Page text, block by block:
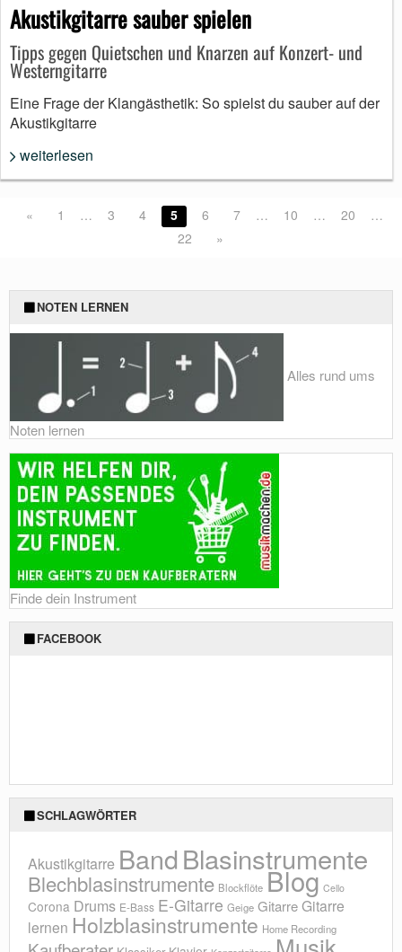
Akustikgitarre sauber spielen
Tipps gegen Quietschen und Knarzen auf Konzert- und
Westerngitarre
Eine Frage der Klangästhetik: So spielst du sauber auf der
Akustikgitarre
weiterlesen
« 1 … 3 4 5 6 7 … 10 … 20
…
22
»
NOTEN LERNEN
Alles rund ums
Noten lernen
Finde dein Instrument
FACEBOOK
SCHLAGWÖRTER
Akustikgitarre BandBlasinstrumente
Blechblasinstrumente Blockflöte Blog Cello
Corona Drums E-Bass E-Gitarre Geige GitarreGitarre
lernen Holzblasinstrumente Home Recording